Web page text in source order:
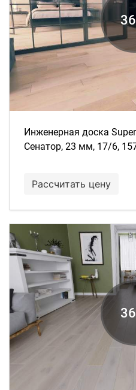
Инженерная доска
Сенатор, 23 мм, 17/6,
Рассчитать цену